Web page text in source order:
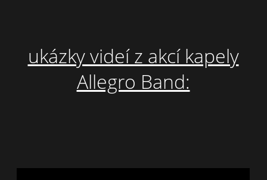
ukázky videí z akcí kapely
Allegro Band: